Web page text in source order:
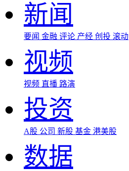
新闻
要闻 金融 评论 产经 创投 滚动
视频
视频 直播 路演
投资
A股 公司 新股 基金 港美股
数据